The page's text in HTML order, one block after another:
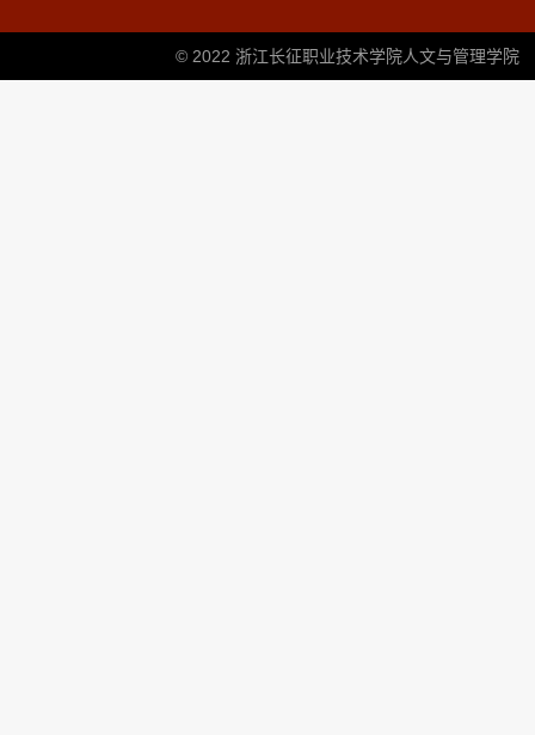
© 2022 浙江长征职业技术学院人文与管理学院